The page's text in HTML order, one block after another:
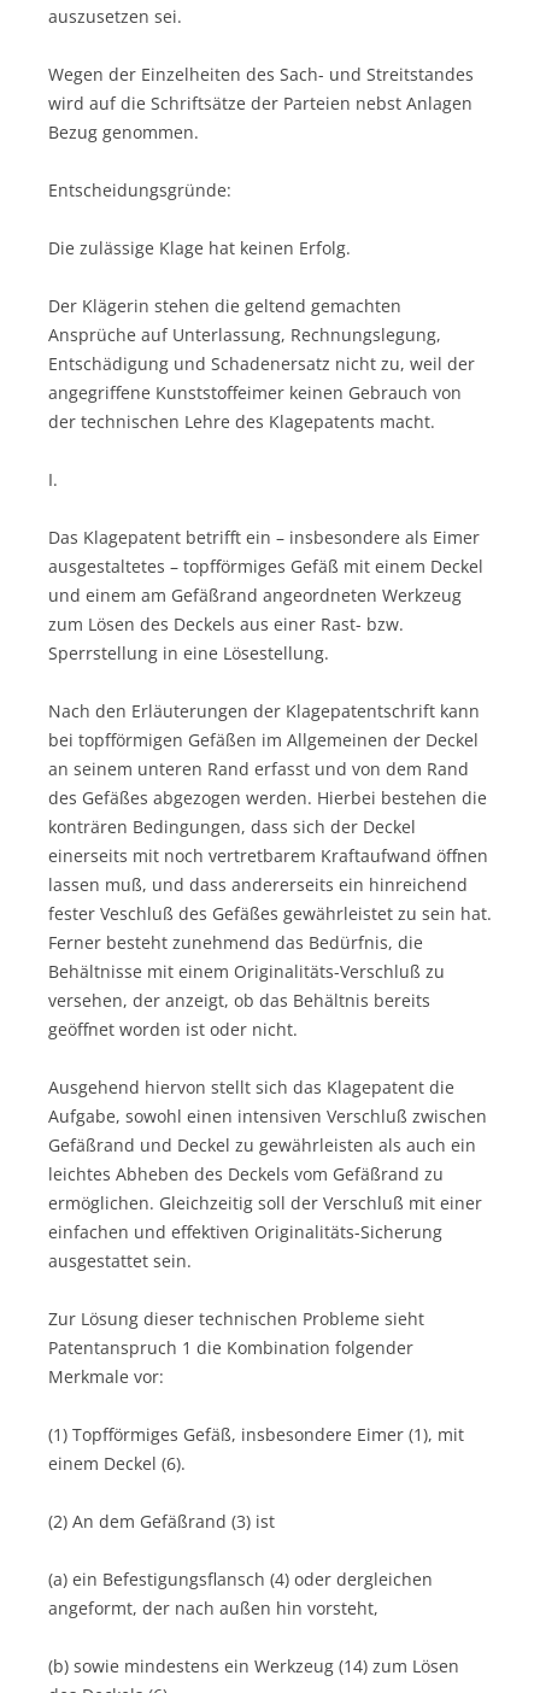
auszusetzen sei.
Wegen der Einzelheiten des Sach- und Streitstandes
wird auf die Schriftsätze der Parteien nebst Anlagen
Bezug genommen.
Entscheidungsgründe:
Die zulässige Klage hat keinen Erfolg.
Der Klägerin stehen die geltend gemachten
Ansprüche auf Unterlassung, Rechnungslegung,
Entschädigung und Schadenersatz nicht zu, weil der
angegriffene Kunststoffeimer keinen Gebrauch von
der technischen Lehre des Klagepatents macht.
I.
Das Klagepatent betrifft ein – insbesondere als Eimer
ausgestaltetes – topfförmiges Gefäß mit einem Deckel
und einem am Gefäßrand angeordneten Werkzeug
zum Lösen des Deckels aus einer Rast- bzw.
Sperrstellung in eine Lösestellung.
Nach den Erläuterungen der Klagepatentschrift kann
bei topfförmigen Gefäßen im Allgemeinen der Deckel
an seinem unteren Rand erfasst und von dem Rand
des Gefäßes abgezogen werden. Hierbei bestehen die
konträren Bedingungen, dass sich der Deckel
einerseits mit noch vertretbarem Kraftaufwand öffnen
lassen muß, und dass andererseits ein hinreichend
fester Veschluß des Gefäßes gewährleistet zu sein hat.
Ferner besteht zunehmend das Bedürfnis, die
Behältnisse mit einem Originalitäts-Verschluß zu
versehen, der anzeigt, ob das Behältnis bereits
geöffnet worden ist oder nicht.
Ausgehend hiervon stellt sich das Klagepatent die
Aufgabe, sowohl einen intensiven Verschluß zwischen
Gefäßrand und Deckel zu gewährleisten als auch ein
leichtes Abheben des Deckels vom Gefäßrand zu
ermöglichen. Gleichzeitig soll der Verschluß mit einer
einfachen und effektiven Originalitäts-Sicherung
ausgestattet sein.
Zur Lösung dieser technischen Probleme sieht
Patentanspruch 1 die Kombination folgender
Merkmale vor:
(1) Topfförmiges Gefäß, insbesondere Eimer (1), mit
einem Deckel (6).
(2) An dem Gefäßrand (3) ist
(a) ein Befestigungsflansch (4) oder dergleichen
angeformt, der nach außen hin vorsteht,
(b) sowie mindestens ein Werkzeug (14) zum Lösen